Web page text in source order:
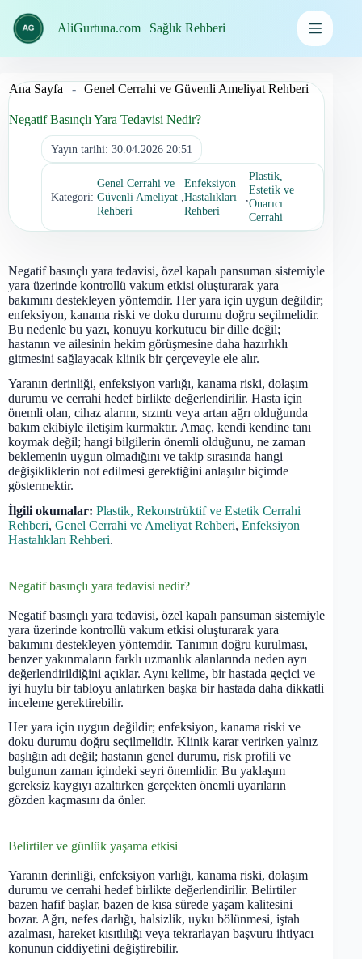
geç
AliGurtuna.com | Sağlık Rehberi
Ana Sayfa - Genel Cerrahi ve Güvenli Ameliyat Rehberi
Negatif Basınçlı Yara Tedavisi Nedir?
Yayın tarihi: 30.04.2026 20:51
Kategori:
Genel Cerrahi ve
Güvenli Ameliyat
Rehberi
Enfeksiyon
Hastalıkları
Rehberi
Plastik,
Estetik ve
Onarıcı
Cerrahi
Negatif basınçlı yara tedavisi, özel kapalı pansuman sistemiyle
yara üzerinde kontrollü vakum etkisi oluşturarak yara
bakımını destekleyen yöntemdir. Her yara için uygun değildir;
enfeksiyon, kanama riski ve doku durumu doğru seçilmelidir.
Bu nedenle bu yazı, konuyu korkutucu bir dille değil;
hastanın ve ailesinin hekim görüşmesine daha hazırlıklı
gitmesini sağlayacak klinik bir çerçeveyle ele alır.
Yaranın derinliği, enfeksiyon varlığı, kanama riski, dolaşım
durumu ve cerrahi hedef birlikte değerlendirilir. Hasta için
önemli olan, cihaz alarmı, sızıntı veya artan ağrı olduğunda
bakım ekibiyle iletişim kurmaktır. Amaç, kendi kendine tanı
koymak değil; hangi bilgilerin önemli olduğunu, ne zaman
beklemenin uygun olmadığını ve takip sırasında hangi
değişikliklerin not edilmesi gerektiğini anlaşılır biçimde
göstermektir.
İlgili okumalar: Plastik, Rekonstrüktif ve Estetik Cerrahi
Rehberi, Genel Cerrahi ve Ameliyat Rehberi, Enfeksiyon
Hastalıkları Rehberi.
Negatif basınçlı yara tedavisi nedir?
Negatif basınçlı yara tedavisi, özel kapalı pansuman sistemiyle
yara üzerinde kontrollü vakum etkisi oluşturarak yara
bakımını destekleyen yöntemdir. Tanımın doğru kurulması,
benzer yakınmaların farklı uzmanlık alanlarında neden ayrı
değerlendirildiğini açıklar. Aynı kelime, bir hastada geçici ve
iyi huylu bir tabloyu anlatırken başka bir hastada daha dikkatli
inceleme gerektirebilir.
Her yara için uygun değildir; enfeksiyon, kanama riski ve
doku durumu doğru seçilmelidir. Klinik karar verirken yalnız
başlığın adı değil; hastanın genel durumu, risk profili ve
bulgunun zaman içindeki seyri önemlidir. Bu yaklaşım
gereksiz kaygıyı azaltırken gerçekten önemli uyarıların
gözden kaçmasını da önler.
Belirtiler ve günlük yaşama etkisi
Yaranın derinliği, enfeksiyon varlığı, kanama riski, dolaşım
durumu ve cerrahi hedef birlikte değerlendirilir. Belirtiler
bazen hafif başlar, bazen de kısa sürede yaşam kalitesini
bozar. Ağrı, nefes darlığı, halsizlik, uyku bölünmesi, iştah
azalması, hareket kısıtlılığı veya tekrarlayan başvuru ihtiyacı
konunun ciddiyetini değiştirebilir.